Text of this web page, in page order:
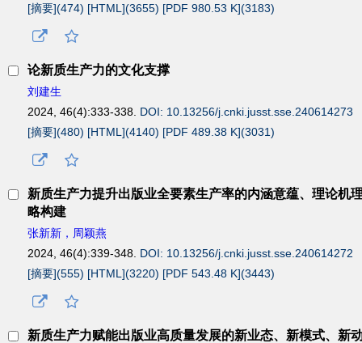
[摘要](474) [HTML](3655) [PDF 980.53 K](3183)
论新质生产力的文化支撑
刘建生
2024, 46(4):333-338. DOI: 10.13256/j.cnki.jusst.sse.240614273
[摘要](480) [HTML](4140) [PDF 489.38 K](3031)
新质生产力提升出版业全要素生产率的内涵意蕴、理论机
略构建
张新新，周颖燕
2024, 46(4):339-348. DOI: 10.13256/j.cnki.jusst.sse.240614272
[摘要](555) [HTML](3220) [PDF 543.48 K](3443)
新质生产力赋能出版业高质量发展的新业态、新模式、新